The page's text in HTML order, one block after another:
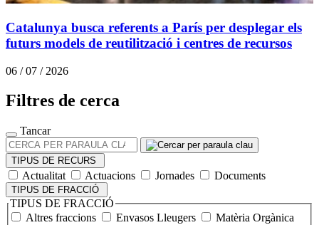
Catalunya busca referents a París per desplegar els
futurs models de reutilització i centres de recursos
06 / 07 / 2026
Filtres de cerca
Tancar
CERCA
PER
PARAULA
CLAU
TIPUS DE RECURS
Actualitat Actuacions Jornades Documents
TIPUS DE FRACCIÓ
TIPUS DE FRACCIÓ
Altres fraccions
Envasos Lleugers
Matèria Orgànica